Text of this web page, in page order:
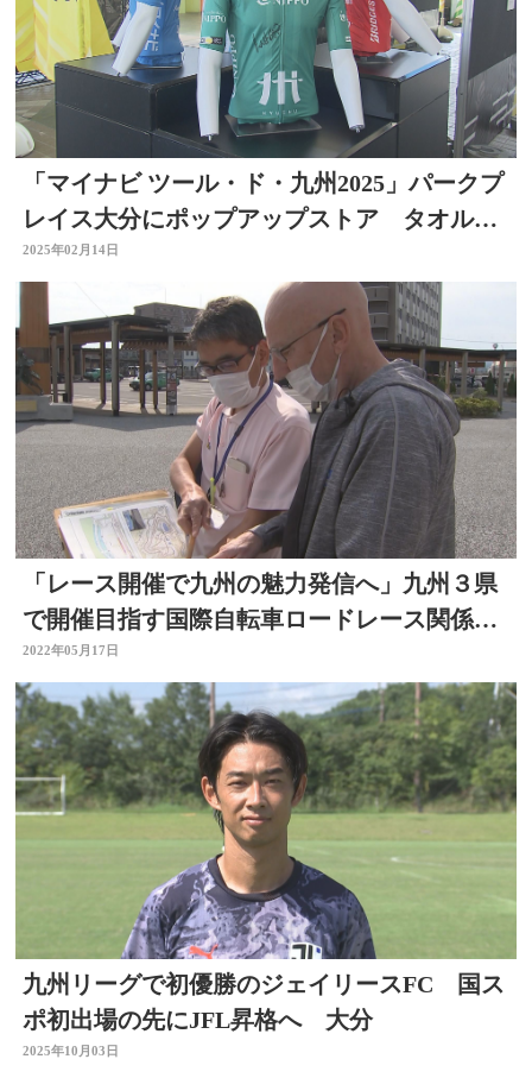
「マイナビ ツール・ド・九州2025」パークプ
レイス大分にポップアップストア タオルや
ピンバッジ販売
2025年02月14日
「レース開催で九州の魅力発信へ」九州３県
で開催目指す国際自転車ロードレース関係
者 大分視察に
2022年05月17日
九州リーグで初優勝のジェイリースFC 国ス
ポ初出場の先にJFL昇格へ 大分
2025年10月03日